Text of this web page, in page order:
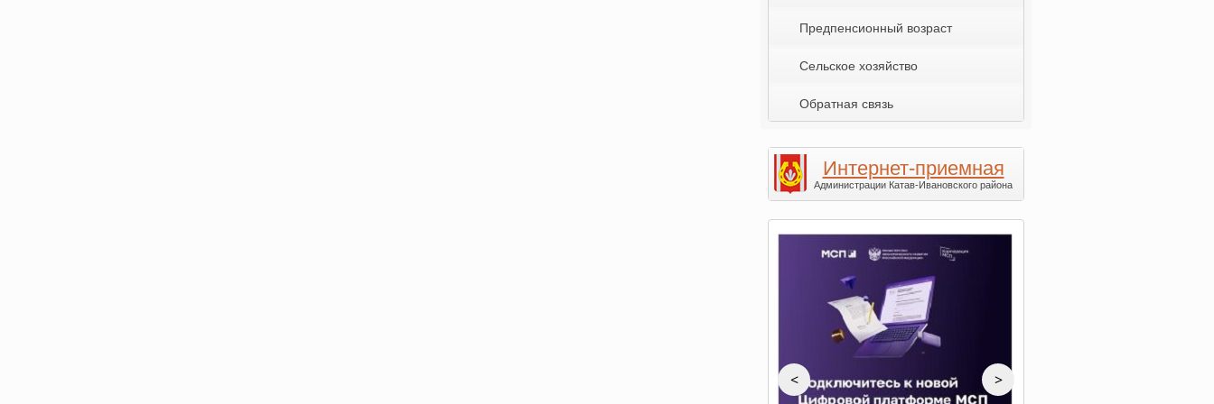
Предпенсионный возраст
Сельское хозяйство
Обратная связь
Интернет-приемная
Администрации Катав-Ивановского района
< >